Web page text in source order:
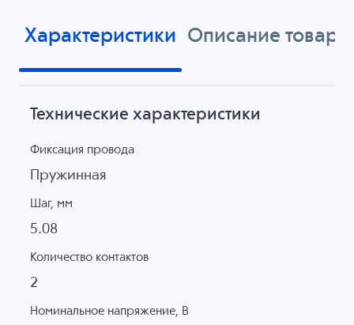
Характеристики Описание товара
Технические характеристики
Фиксация провода
Пружинная
Шаг, мм
5.08
Количество контактов
2
Номинальное напряжение, B